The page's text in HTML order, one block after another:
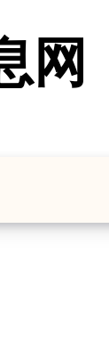
网